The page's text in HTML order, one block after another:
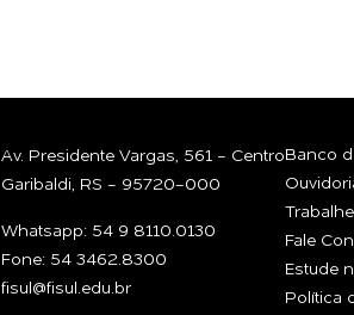
Av. Presidente Vargas, 561 - Centro
Garibaldi, RS - 95720-000
Whatsapp: 54 9 8110.0130
Fone: 54 3462.8300
fisul@fisul.edu.br
Banco
Fale
Estude
Política